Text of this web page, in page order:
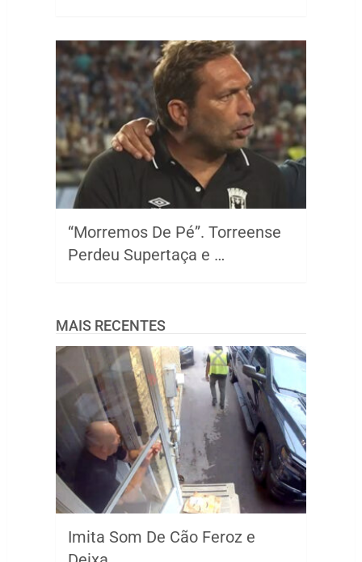
“Morremos De Pé”. Torreense
Perdeu Supertaça e …
MAIS RECENTES
Imita Som De Cão Feroz e